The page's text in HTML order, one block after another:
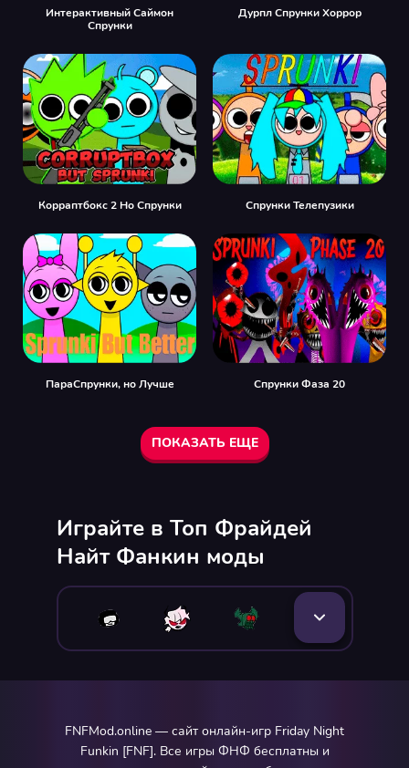
Интерактивный Саймон
Спрунки
Дурпл Спрунки Хоррор
Корраптбокс 2 Но Спрунки Спрунки Телепузики
ПараСпрунки, но Лучше Спрунки Фаза 20
ПОКАЗАТЬ ЕЩЕ
Играйте в Топ Фрайдей
Найт Фанкин моды
FNFMod.online — сайт онлайн-игр Friday Night
Funkin [FNF]. Все игры ФНФ бесплатны и